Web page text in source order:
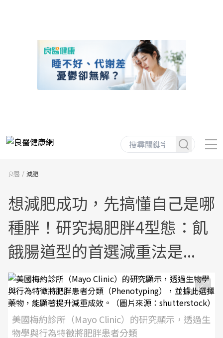
良醫 減肥
想減肥成功，先搞懂自己是哪
種胖！研究揭肥胖4型態：飢
餓腸道型的首選減重法是...
美國梅約診所（Mayo Clinic）的研究顯示，透過生
物學與行為特徵將肥胖患者分類